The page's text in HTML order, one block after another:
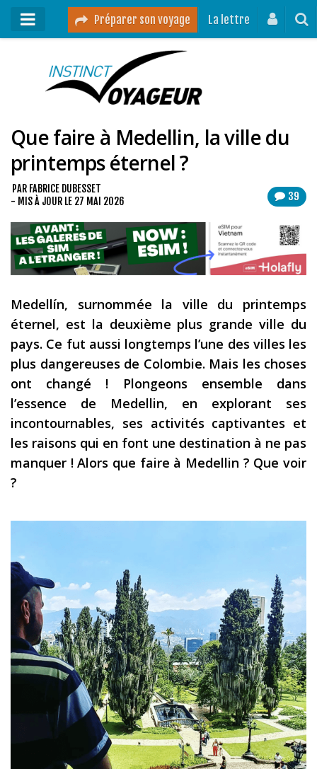
Préparer son voyage La lettre
Mon podcast
Destinations
Mes ressources pour voyager
Guides voyages
Contact
Mon journal de bord sur Instagram
Blog voyage
Les derniers articles
Podcast
Préparer son voyage
Destinations
LA LETTRE
Outils pour voyageur
Réserver un vol !
Assurance voyage !
LA carte bancaire
voyage !
Louer une voiture !
Mes guides voyage
L’auteur
Que faire à Medellin, la ville du
printemps éternel ?
39
PAR FABRICE DUBESSET
- MIS À JOUR LE 27 MAI 2026
Medellín, surnommée la ville du printemps
éternel, est la deuxième plus grande ville du
pays. Ce fut aussi longtemps l’une des villes les
plus dangereuses de Colombie. Mais les choses
ont changé ! Plongeons ensemble dans
l’essence de Medellin, en explorant ses
incontournables, ses activités captivantes et
les raisons qui en font une destination à ne pas
manquer ! Alors que faire à Medellin ? Que voir
?